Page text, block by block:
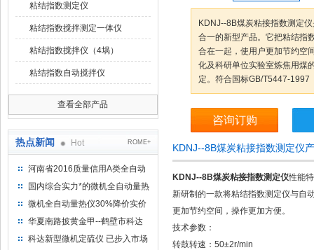
粘结指数测定仪
粘结指数搅拌测定一体仪
粘结指数搅拌仪（4埚）
粘结指数自动搅拌仪
查看全部产品
热点新闻 Hot ROME+
河南省2016质量信用A类全自动
量热仪
国内综合实力*的微机全自动量热
仪制造企业
微机全自动量热仪30%降价实价
出售
华夏南路披黄金甲--鹤壁市科达
仪器仪表有限公司
科达新型微机定硫仪 已步入市场
KDNJ--8B煤炭粘接指数测定
合一的新型产品。它把粘结指
合在一起，使用户更加节约空
化及科研单位实验室炼焦用
定。符合国标GB/T5447-1997
咨询订购
KDNJ--8B煤炭粘接指数测定仪
KDNJ--8B煤炭粘接指数测定仪性能
新研制的一款将粘结指数测定仪与自
更加节约空间，操作更加方便。
技术参数：
转鼓转速：50±2r/min